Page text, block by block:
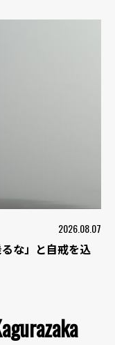
2026.08.07
な」と自戒を込